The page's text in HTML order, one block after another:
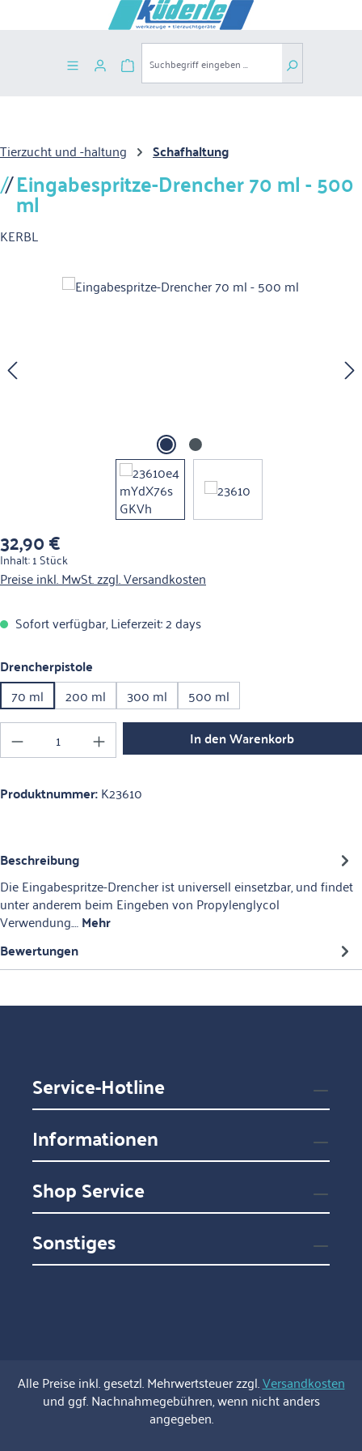
Zum Hauptinhalt springen
Warenkorb enthält 0 Positionen. Der
Tierzucht und -haltung Schafhaltung
Eingabespritze-Drencher 70 ml - 500
ml
KERBL
Bildergalerie überspringen
Regulärer Preis:
32,90 €
Inhalt:1 Stück
Preise inkl. MwSt. zzgl. Versandkosten
Sofort verfügbar, Lieferzeit: 2 days
Drencherpistole
70 ml 200 ml 300 ml 500 ml
Produkt Anzahl: Gib den gewünschten Wert
In den Warenkorb
Produktnummer:K23610
Beschreibung
Die Eingabespritze-Drencher ist universell einsetzbar, und findet
unter anderem beim Eingeben von Propylenglycol
Verwendung.…Mehr
Bewertungen
Service-Hotline
Informationen
Shop Service
Sonstiges
Alle Preise inkl. gesetzl. Mehrwertsteuer zzgl.Versandkosten
und ggf. Nachnahmegebühren, wenn nicht anders
angegeben.